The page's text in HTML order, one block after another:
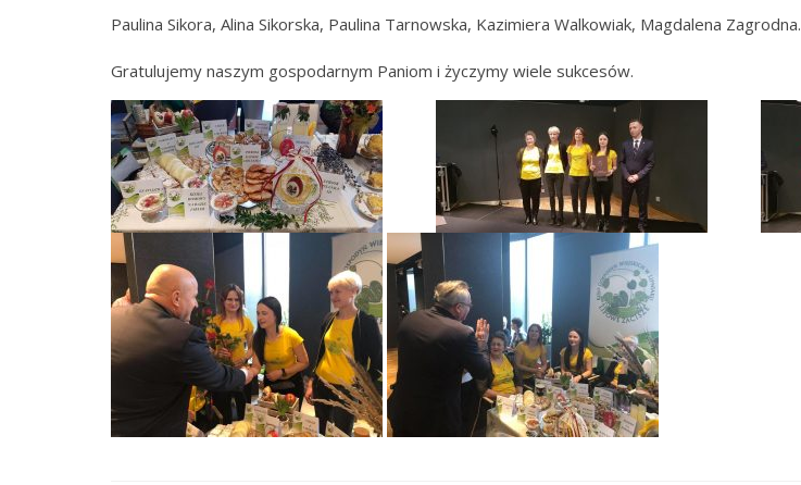
Paulina Sikora, Alina Sikorska, Paulina Tarnowska, Kazimiera Walkowiak, Magdalena Zagrodna.
Gratulujemy naszym gospodarnym Paniom i życzymy wiele sukcesów.